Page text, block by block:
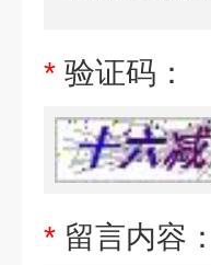
* 验证码：
* 留言内容：